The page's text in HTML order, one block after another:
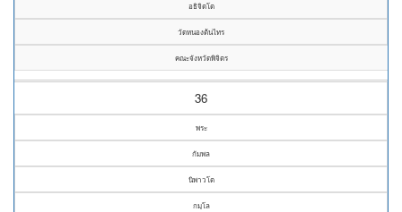
อธิจิตโต
วัดหนองต้นไทร
คณะจังหวัดพิจิตร
36
พระ
กัมพล
นิพาวโต
กมฺโล